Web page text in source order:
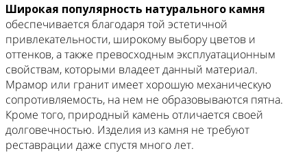
Широкая популярность натурального камня
обеспечивается благодаря той эстетичной
привлекательности, широкому выбору цветов и
оттенков, а также превосходным эксплуатационным
свойствам, которыми владеет данный материал.
Мрамор или гранит имеет хорошую механическую
сопротивляемость, на нем не образовываются пятна.
Кроме того, природный камень отличается своей
долговечностью. Изделия из камня не требуют
реставрации даже спустя много лет.